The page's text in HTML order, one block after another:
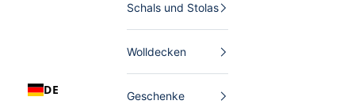
DE
Schals und Stolas
Wolldecken
Geschenke